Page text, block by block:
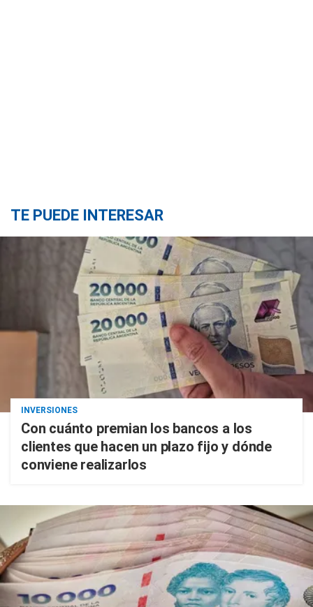
TE PUEDE INTERESAR
INVERSIONES
Con cuánto premian los bancos a los
clientes que hacen un plazo fijo y dónde
conviene realizarlos